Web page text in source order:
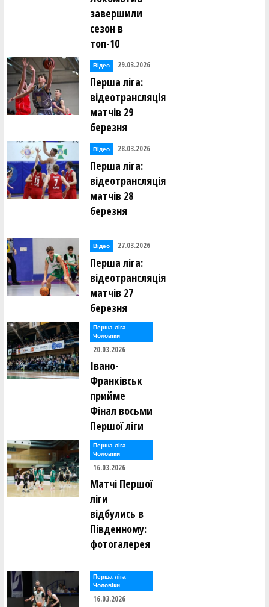
завершили
сезон в
топ-10
Відео 29.03.2026
Перша ліга:
відеотрансляція
матчів 29
березня
Відео 28.03.2026
Перша ліга:
відеотрансляція
матчів 28
березня
Відео 27.03.2026
Перша ліга:
відеотрансляція
матчів 27
березня
Перша лiга –
Чоловiки
20.03.2026
Івано-
Франківськ
прийме
Фінал восьми
Першої ліги
Перша лiга –
Чоловiки
16.03.2026
Матчі Першої
ліги
відбулись в
Південному:
фотогалерея
Перша лiга –
Чоловiки
16.03.2026